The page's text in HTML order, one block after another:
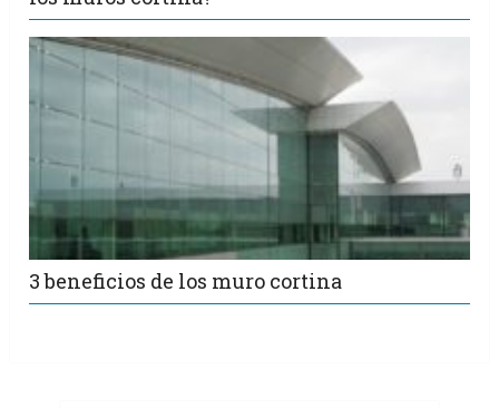
3 beneficios de los muro cortina